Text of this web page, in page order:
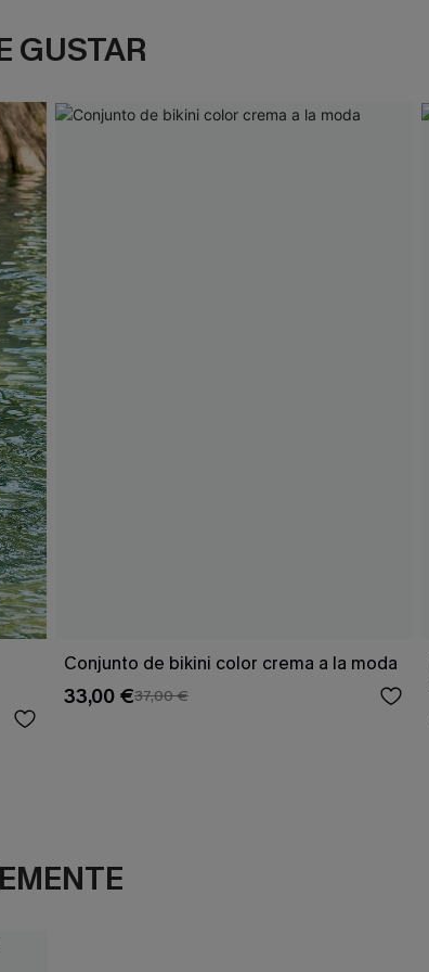
GUSTAR
Conjunto de bikini color crema a la moda
33,00 €37,00 €